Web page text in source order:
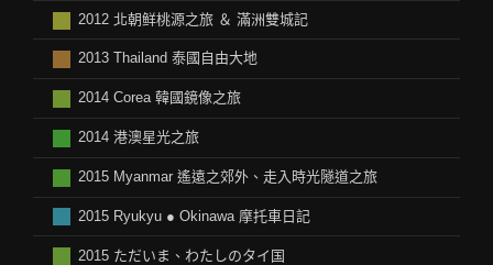
2012 北朝鲜桃源之旅 ＆ 滿洲雙城記
2013 Thailand 泰國自由大地
2014 Corea 韓國鏡像之旅
2014 港澳星光之旅
2015 Myanmar 遙遠之郊外、走入時光隧道之旅
2015 Ryukyu ● Okinawa 摩托車日記
2015 ただいま、わたしのタイ国